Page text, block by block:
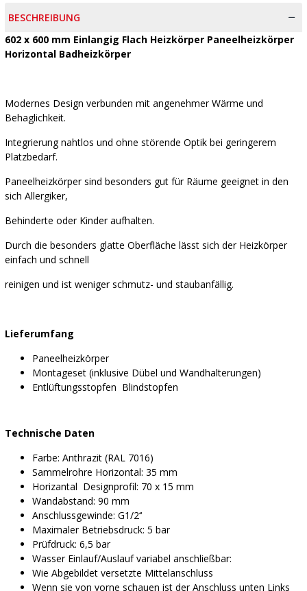
BESCHREIBUNG
602 x 600 mm Einlangig Flach Heizkörper Paneelheizkörper
Horizontal Badheizkörper
Modernes Design verbunden mit angenehmer Wärme und
Behaglichkeit.
Integrierung nahtlos und ohne störende Optik bei geringerem
Platzbedarf.
Paneelheizkörper sind besonders gut für Räume geeignet in den
sich Allergiker,
Behinderte oder Kinder aufhalten.
Durch die besonders glatte Oberfläche lässt sich der Heizkörper
einfach und schnell
reinigen und ist weniger schmutz- und staubanfällig.
Lieferumfang
Paneelheizkörper
Montageset (inklusive Dübel und Wandhalterungen)
Entlüftungsstopfen Blindstopfen
Technische Daten
Farbe: Anthrazit (RAL 7016)
Sammelrohre Horizontal: 35 mm
Horizantal Designprofil: 70 x 15 mm
Wandabstand: 90 mm
Anschlussgewinde: G1/2‘‘
Maximaler Betriebsdruck: 5 bar
Prüfdruck: 6,5 bar
Wasser Einlauf/Auslauf variabel anschließbar:
Wie Abgebildet versetzte Mittelanschluss
Wenn sie von vorne schauen ist der Anschluss unten Links